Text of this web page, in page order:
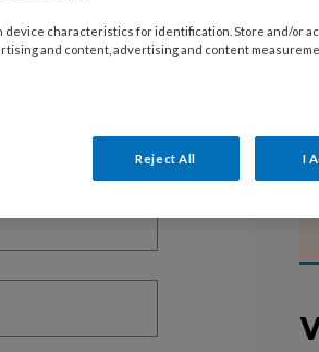
per maand
device characteristics for identification. Store and/or
and content, advertising and content
Reject All I